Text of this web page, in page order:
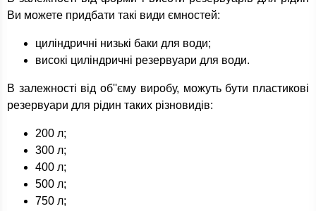
Ви можете придбати такі види ємностей:
циліндричні низькі баки для води;
високі циліндричні резервуари для води.
В залежності від об''єму виробу, можуть бути пластикові
резервуари для рідин таких різновидів:
200 л;
300 л;
400 л;
500 л;
750 л;